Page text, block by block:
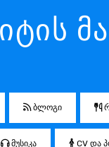
ბლოგი
მუსიკა CV და